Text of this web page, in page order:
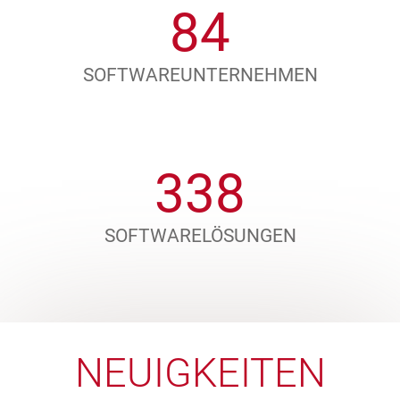
96
SOFTWAREUNTERNEHMEN
390
SOFTWARELÖSUNGEN
NEUIGKEITEN